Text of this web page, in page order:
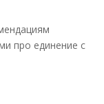
про единение с